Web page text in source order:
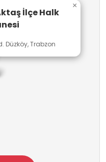
İlçe Halk
Düzköy, Trabzon
×